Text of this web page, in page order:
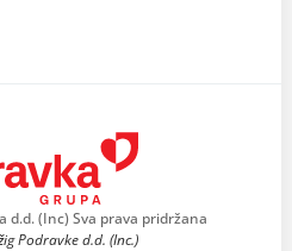
d.d. (Inc) Sva prava pridržana
Podravke d.d. (Inc.)